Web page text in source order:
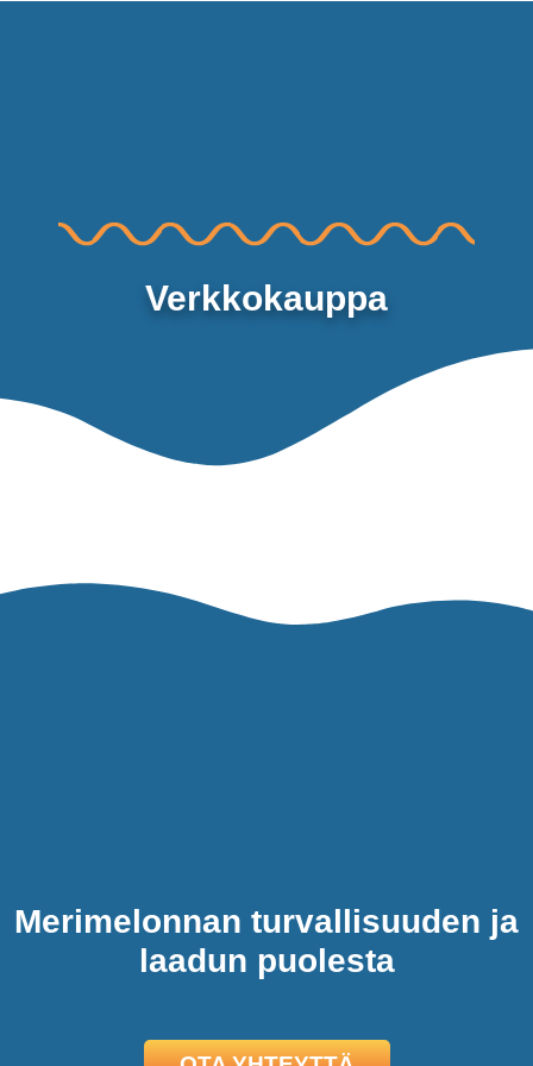
Verkkokauppa
Merimelonnan turvallisuuden ja
laadun puolesta